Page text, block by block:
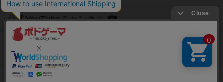
公式YouTubeチャンネル